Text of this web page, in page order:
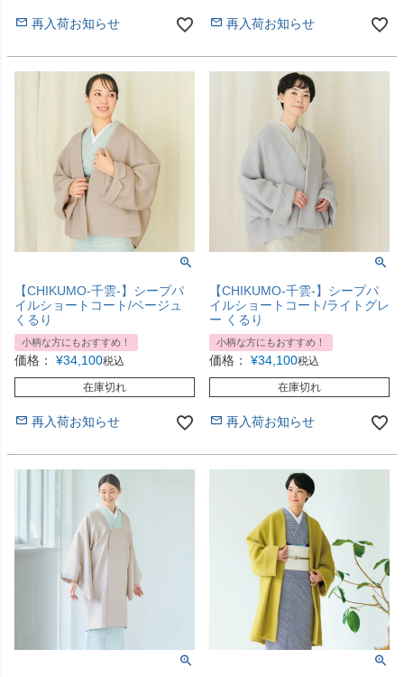
再入荷お知らせ 再入荷お知らせ
【CHIKUMO-千雲-】シープパ
イルショートコート/ベージュ
くるり
小柄な方にもおすすめ！
価格： ¥34,100税込
在庫切れ
再入荷お知らせ
【CHIKUMO-千雲-】シープパ
イルショートコート/ライトグレ
ー くるり
小柄な方にもおすすめ！
価格： ¥34,100税込
在庫切れ
再入荷お知らせ